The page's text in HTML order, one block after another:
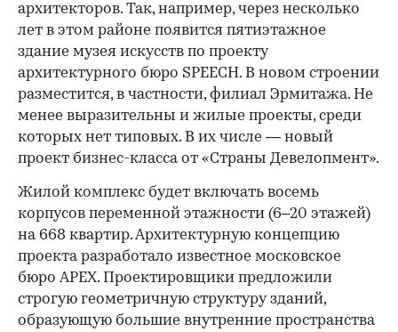
архитекторов. Так, например, через несколько
лет в этом районе появится пятиэтажное
здание музея искусств по проекту
архитектурного бюро SPEECH. В новом строении
разместится, в частности, филиал Эрмитажа. Не
менее выразительны и жилые проекты, среди
которых нет типовых. В их числе — новый
проект бизнес-класса от «Страны Девелопмент».
Жилой комплекс будет включать восемь
корпусов переменной этажности (6–20 этажей)
на 668 квартир. Архитектурную концепцию
проекта разработало известное московское
бюро APEX. Проектировщики предложили
строгую геометричную структуру зданий,
образующую большие внутренние пространства